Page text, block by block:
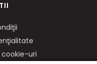
cookie-uri